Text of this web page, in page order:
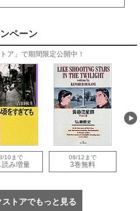
ペーン
ア」で期間限定公開中！
10まで
読み増量
08/12まで
3巻無料
トアでもっと見る